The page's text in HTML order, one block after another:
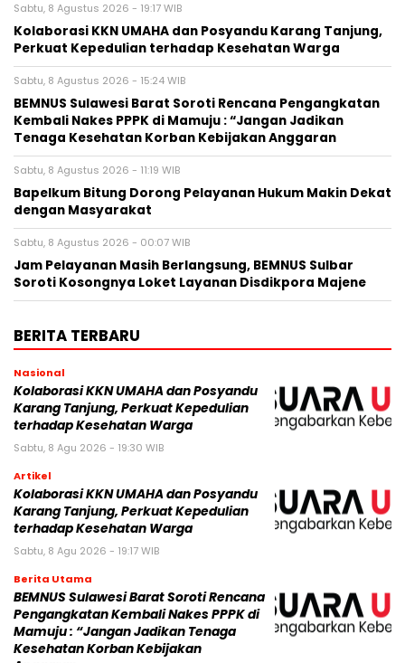
Sabtu, 8 Agustus 2026 - 19:17 WIB
Kolaborasi KKN UMAHA dan Posyandu Karang Tanjung,
Perkuat Kepedulian terhadap Kesehatan Warga
Sabtu, 8 Agustus 2026 - 15:24 WIB
BEMNUS Sulawesi Barat Soroti Rencana Pengangkatan
Kembali Nakes PPPK di Mamuju : “Jangan Jadikan
Tenaga Kesehatan Korban Kebijakan Anggaran
Sabtu, 8 Agustus 2026 - 11:19 WIB
Bapelkum Bitung Dorong Pelayanan Hukum Makin Dekat
dengan Masyarakat
Sabtu, 8 Agustus 2026 - 00:07 WIB
Jam Pelayanan Masih Berlangsung, BEMNUS Sulbar
Soroti Kosongnya Loket Layanan Disdikpora Majene
BERITA TERBARU
Nasional
Kolaborasi KKN UMAHA dan Posyandu
Karang Tanjung, Perkuat Kepedulian
terhadap Kesehatan Warga
Sabtu, 8 Agu 2026 - 19:30 WIB
Artikel
Kolaborasi KKN UMAHA dan Posyandu
Karang Tanjung, Perkuat Kepedulian
terhadap Kesehatan Warga
Sabtu, 8 Agu 2026 - 19:17 WIB
Berita Utama
BEMNUS Sulawesi Barat Soroti Rencana
Pengangkatan Kembali Nakes PPPK di
Mamuju : “Jangan Jadikan Tenaga
Kesehatan Korban Kebijakan